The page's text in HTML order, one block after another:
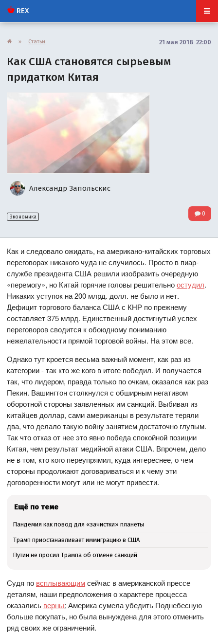
REX
» Статьи 21 мая 2018 22:00
Как США становятся сырьевым
придатком Китая
Александр Запольскис
Экономика 0
Как и следовало ожидать, на американо-китайских торговых
переговорах никакого чуда не случилось. Просто в пиар-
службе президента США решили изобразить очередную
«перемогу», но Китай горячие головы решительноостудил.
Никаких уступок на 200 млрд. долл. не было и нет.
Дефицит торгового баланса США с КНР по прежнему
составляет 375 млрд. Единственный достигнутый успех
переговоров сводится к обоюдному пониманию
нежелательности прямой торговой войны. На этом все.
Однако тут кроется весьма важный момент, как раз из
категории - так кто же кого в итоге победил. И получается
так, что лидером, правда только по очкам, оказался как раз
Пекин. Вашингтон столкнулся с обширным негативом
оборотной стороны заявленных им санкций. Выбивая из
китайцев доллар, сами американцы в результате теряли
два, что делало такую войну занятием достаточно глупым.
Так что отказ от нее это явно победа спокойной позиции
Китая, чем результат медийной атаки США. Впрочем, дело
не в том, кто кого переупрямил, куда интереснее, о чем
стороны продолжают договариваться и к чему эти
договоренности могут или не могут привести.
Ещё по теме
Пандемия как повод для «зачистки» планеты
Трамп приостанавливает иммиграцию в США
Путин не просил Трампа об отмене санкций
Судя по всплывающимсейчас в американской прессе
деталям, наши предположения о характере процесса
оказались верны: Америка сумела убедить Поднебесную
больше покупать, но была вынуждена для этого отменить
ряд своих же ограничений.